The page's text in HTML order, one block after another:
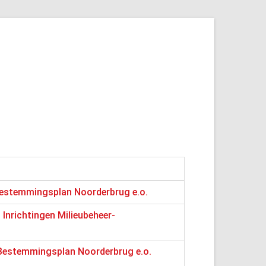
Noorderbrug e.o.
Milieubeheer-
Noorderbrug e.o.